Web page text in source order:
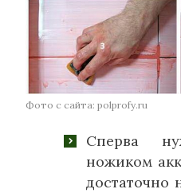
Фото с сайта: polprofy.ru
Сперва
ножиком
достаточно